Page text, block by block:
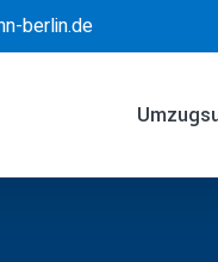
berlin.de